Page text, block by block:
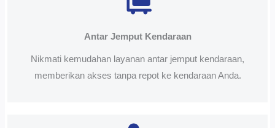
Antar Jemput Kendaraan
Nikmati kemudahan layanan antar jemput kendaraan,
memberikan akses tanpa repot ke kendaraan Anda.